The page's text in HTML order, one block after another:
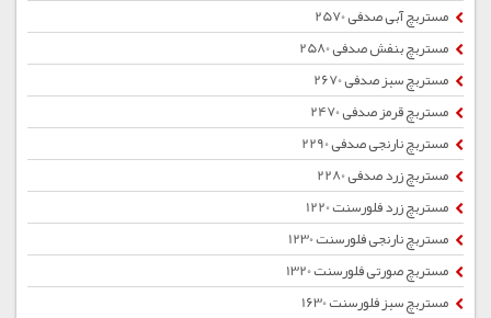
مستربچ آبی صدفی 2570
مستربچ بنفش صدفی 2580
مستربچ سبز صدفی 2670
مستربچ قرمز صدفی 2470
مستربچ نارنجی صدفی 2290
مستربچ زرد صدفی 2280
مستربچ زرد فلورسنت 1220
مستربچ نارنجی فلورسنت 1230
مستربچ صورتی فلورسنت 1320
مستربچ سبز فلورسنت 1630